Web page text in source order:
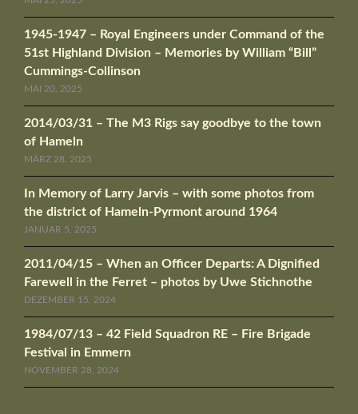
1945-1947 – Royal Engineers under Command of the
51st Highland Division – Memories by William “Bill”
Cummings-Collinson
MAI 20, 2025
2014/03/31 – The M3 Rigs say goodbye to the town
of Hameln
MÄRZ 28, 2025
In Memory of Larry Jarvis – with some photos from
the district of Hameln-Pyrmont around 1964
JANUAR 5, 2025
2011/04/15 – When an Officer Departs: A Dignified
Farewell in the Ferret – photos by Uwe Stichnothe
DEZEMBER 15, 2024
1984/07/13 – 42 Field Squadron RE – Fire Brigade
Festival in Emmern
NOVEMBER 28, 2024